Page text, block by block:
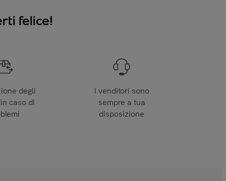
felice!
degli
caso di
I venditori sono
sempre a tua
disposizione